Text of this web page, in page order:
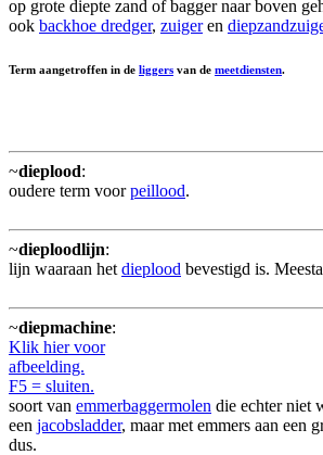
op grote diepte zand of bagger naar boven
ook backhoe dredger, zuigeren
Term aangetroffen in de liggers van de meetdiensten.
~dieplood:
oudere term voorpeillood.
~dieploodlijn:
lijn waaraan het dieplood bevestigd is.
~diepmachine:
Klik hier voor
afbeelding.
F5 = sluiten.
soort van emmerbaggermolen die echter niet
een jacobsladder, maar met emmers aan een
dus.